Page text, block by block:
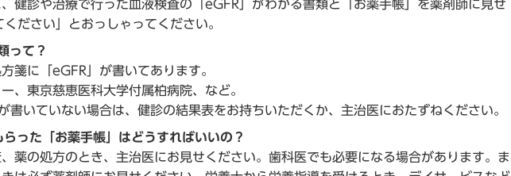
健診や治療で行った血液検査の「eGFR」がわかる書類と「お薬手帳」を薬剤師に見せ
ください」とおっしゃってください。
って？
箋に「eGFR」が書いてあります。
、東京慈恵医科大学付属柏病院、など。
いていない場合は、健診の結果表をお持ちいただくか、主治医におたずねください。
った「お薬手帳」はどうすればいいの？
薬の処方のとき、主治医にお見せください。歯科医でも必要になる場合があります。ま